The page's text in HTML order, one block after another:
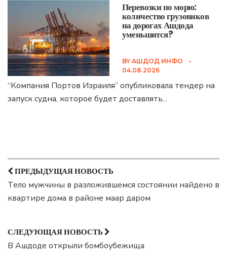
Перевозки по морю:
количество грузовиков
на дорогах Ашдода
уменьшится?
BY АШДОД ИНФО
•
04.08.2026
“Компания Портов Израиля” опубликовала тендер на
запуск судна, которое будет доставлять...
ПРЕДЫДУЩАЯ НОВОСТЬ
Тело мужчины в разложившемся состоянии найдено в
квартире дома в районе маар даром
СЛЕДУЮЩАЯ НОВОСТЬ
В Ашдоде открыли бомбоубежища